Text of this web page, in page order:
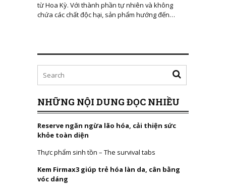
từ Hoa Kỳ. Với thành phần tự nhiên và không
chứa các chất độc hại, sản phẩm hướng đến…
NHỮNG NỘI DUNG ĐỌC NHIỀU
Reserve ngăn ngừa lão hóa, cải thiện sức
khỏe toàn diện
Thực phẩm sinh tồn – The survival tabs
Kem Firmax3 giúp trẻ hóa làn da, cân bằng
vóc dáng